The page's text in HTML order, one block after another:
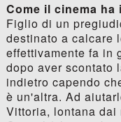
Come il cinema
Figlio di un
destinato a calcare
effettivamente fa in
dopo aver scontato
indietro capendo
è un'altra. Ad
Vittoria, lontana